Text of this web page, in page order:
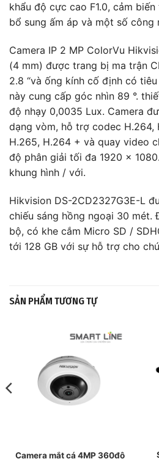
khẩu độ cực cao F1.0, cảm
bổ sung ấm áp và một số công
Camera IP 2 MP ColorVu
(4 mm) được trang bị ma trận
2.8 “và ống kính cố định có
này cung cấp góc nhìn 89 °.
độ nhạy 0,0035 Lux. Camera
dạng vòm, hỗ trợ codec H.264,
H.265, H.264 + và quay video
độ phân giải tối đa 1920 x
khung hình / với.
Hikvision DS-2CD2327G3E-L
chiếu sáng hồng ngoại 30 mét.
bộ, có khe cắm Micro SD /
tới 128 GB với sự hỗ trợ cho
SẢN PHẨM TƯƠNG TỰ
Camera mắt cá 4MP 360độ